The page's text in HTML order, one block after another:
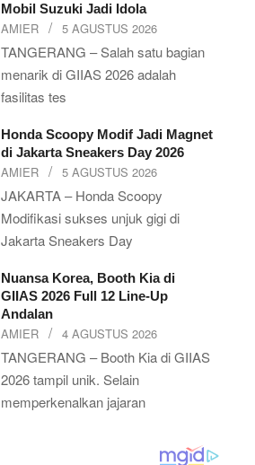
Mobil Suzuki Jadi Idola
AMIER 5 AGUSTUS 2026
TANGERANG – Salah satu bagian
menarik di GIIAS 2026 adalah
fasilitas tes
Honda Scoopy Modif Jadi Magnet
di Jakarta Sneakers Day 2026
AMIER 5 AGUSTUS 2026
JAKARTA – Honda Scoopy
Modifikasi sukses unjuk gigi di
Jakarta Sneakers Day
Nuansa Korea, Booth Kia di
GIIAS 2026 Full 12 Line-Up
Andalan
AMIER 4 AGUSTUS 2026
TANGERANG – Booth Kia di GIIAS
2026 tampil unik. Selain
memperkenalkan jajaran